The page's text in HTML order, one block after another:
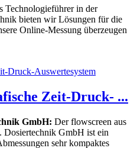
Technologieführer in der
bieten wir Lösungen für die
Online-Messung überzeugen
Zeit-Druck- ...
GmbH: Der flowscreen aus
Dosiertechnik GmbH ist ein
sehr kompaktes